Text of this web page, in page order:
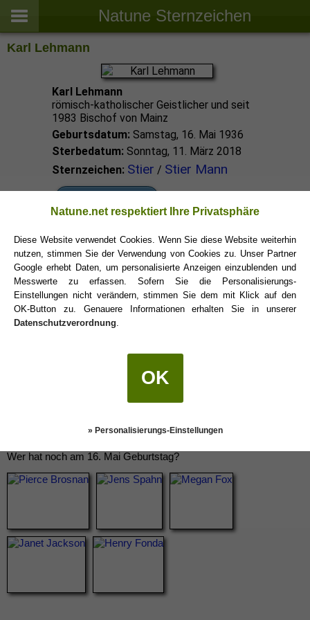
Natune Sternzeichen
Karl Lehmann
Karl Lehmann
römisch-katholischer Geistlicher und seit
1983 Bischof von Mainz
Geburtsdatum: Samstag, 16. Mai 1936
Sterbedatum: Sonntag, 11. März 2018
Sternzeichen: Stier / Stier Mann
Stier Sternzeichen
Wer hat noch am 16. Mai Geburtstag?
Natune.net respektiert Ihre Privatsphäre
Diese Website verwendet Cookies. Wenn Sie diese Website weiterhin
nutzen, stimmen Sie der Verwendung von Cookies zu. Unser Partner
Google erhebt Daten, um personalisierte Anzeigen einzublenden und
Messwerte zu erfassen. Sofern Sie die Personalisierungs-
Einstellungen nicht verändern, stimmen Sie dem mit Klick auf den
OK-Button zu. Genauere Informationen erhalten Sie in unserer
Datenschutzverordnung.
OK
» Personalisierungs-Einstellungen